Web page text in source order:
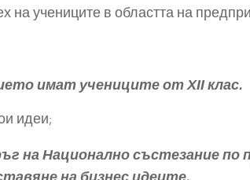
на учениците в областта на
имат учениците от ХІІ клас.
идеи;
на Национално състезание по